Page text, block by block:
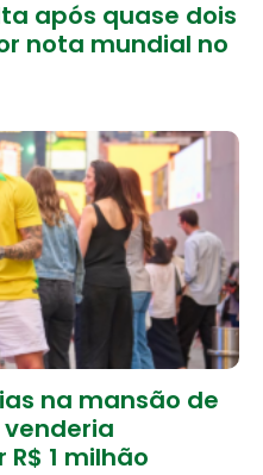
após quase dois
nota mundial no
na mansão de
1 milhão